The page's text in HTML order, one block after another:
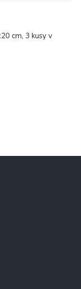
cm, 3 kusy v